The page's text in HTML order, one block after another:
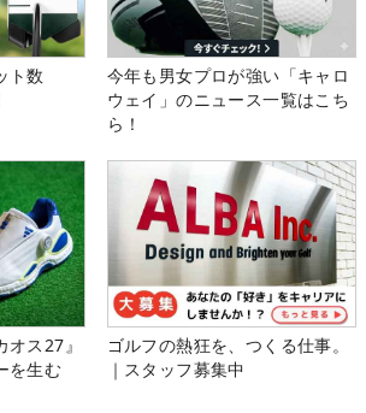
ト数
今年も男女プロが強い「キャロ
ウェイ」のニュース一覧はこち
ら！
ス27』
を生む
ゴルフの熱狂を、つくる仕事。
｜スタッフ募集中